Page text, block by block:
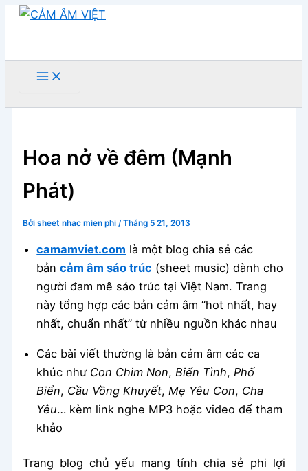
Nhảy
Hoa nở về đêm (Mạnh
Phát)
Bởisheet nhac mien phi/Tháng 5 21, 2013
camamviet.com là một blog chia sẻ các
bảncảm âm sáo trúc (sheet music) dành cho
người đam mê sáo trúc tại Việt Nam. Trang
này tổng hợp các bản cảm âm “hot nhất, hay
nhất, chuẩn nhất” từ nhiều nguồn khác nhau
Các bài viết thường là bản cảm âm các ca
khúc như Con Chim Non, Biển Tình, Phố
Biển, Cầu Vồng Khuyết, Mẹ Yêu Con, Cha
Yêu… kèm link nghe MP3 hoặc video để tham
khảo
Trang blog chủ yếu mang tính chia sẻ phi lợi